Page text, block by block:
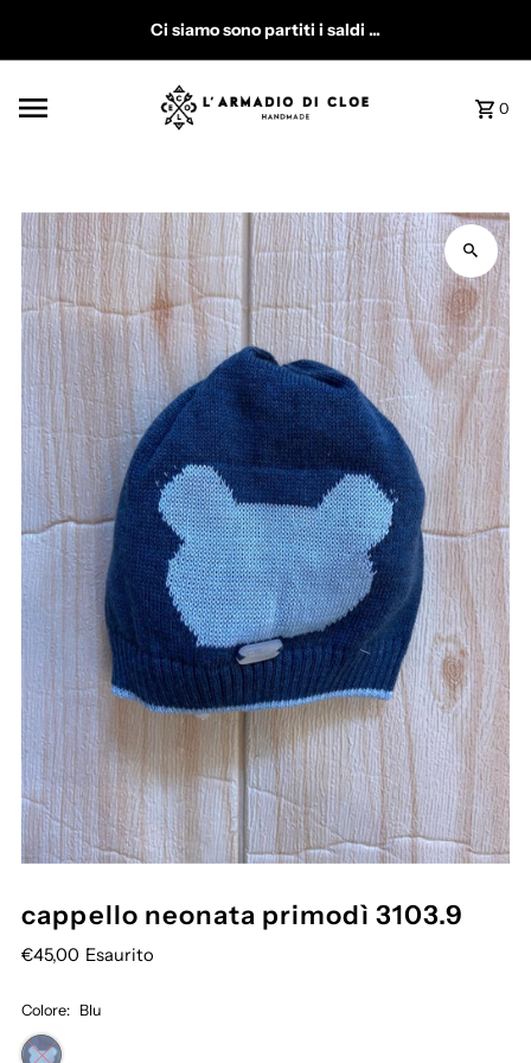
Vai direttamente ai contenutiCi siamo sono partiti i saldi ...
0
cappello neonata primodì 3103.9
€45,00 Esaurito
Colore: Blu